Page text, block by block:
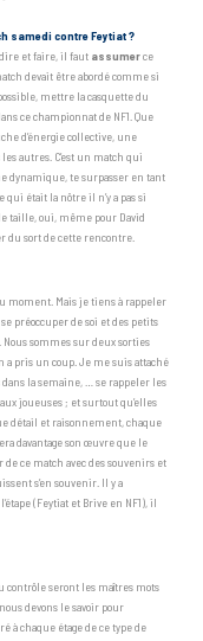
samedi contre Feytiat ?
dire et faire, il faut assumerce
devait être abordé comme si
mettre la casquette du
ce championnat de NF1. Que
d’énergie collective, une
autres. C’est un match qui
dynamique, te surpasser en tant
était la nôtre il n’y a pas si
taille, oui, même pour David
du sort de cette rencontre.
moment. Mais je tiens à rappeler
préoccuper de soi et des petits
sommes sur deux sorties
a pris un coup. Je me suis attaché
dans la semaine, … se rappeler les
joueuses ; et surtout qu’elles
détail et raisonnement, chaque
davantage son œuvre que le
ce match avec des souvenirs et
s’en souvenir. Il y a
(Feytiat et Brive en NF1), il
seront les maîtres mots
devons le savoir pour
à chaque étage de ce type de